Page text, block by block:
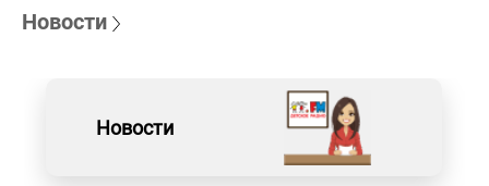
Новости
Новости